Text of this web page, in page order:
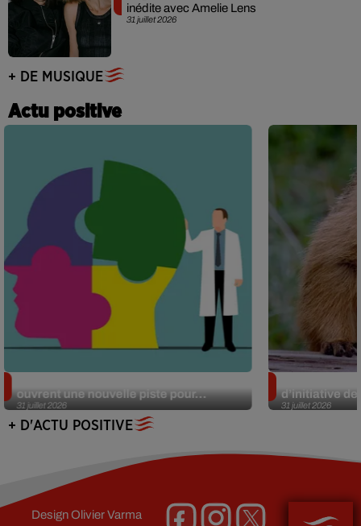
31 juillet 2026
inédite avec Amelie Lens
+ DE MUSIQUE
Actu positive
31 juillet 2026
ouvrent une nouvelle piste pour...
31 juillet 2026
d’initiative
+ D'ACTU POSITIVE
DesignOlivier Varma